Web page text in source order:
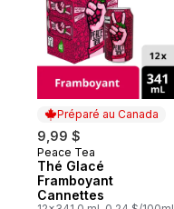
Préparé au Canada
9,99 $
Préparé au Canada
Peace Tea
Thé Glacé
Framboyant
Cannettes